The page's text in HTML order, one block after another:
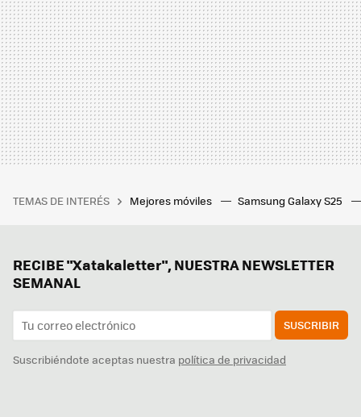
TEMAS DE INTERÉS Mejores móviles Samsung Galaxy S25
RECIBE "Xatakaletter", NUESTRA NEWSLETTER
SEMANAL
SUSCRIBIR
Suscribiéndote aceptas nuestra política de privacidad